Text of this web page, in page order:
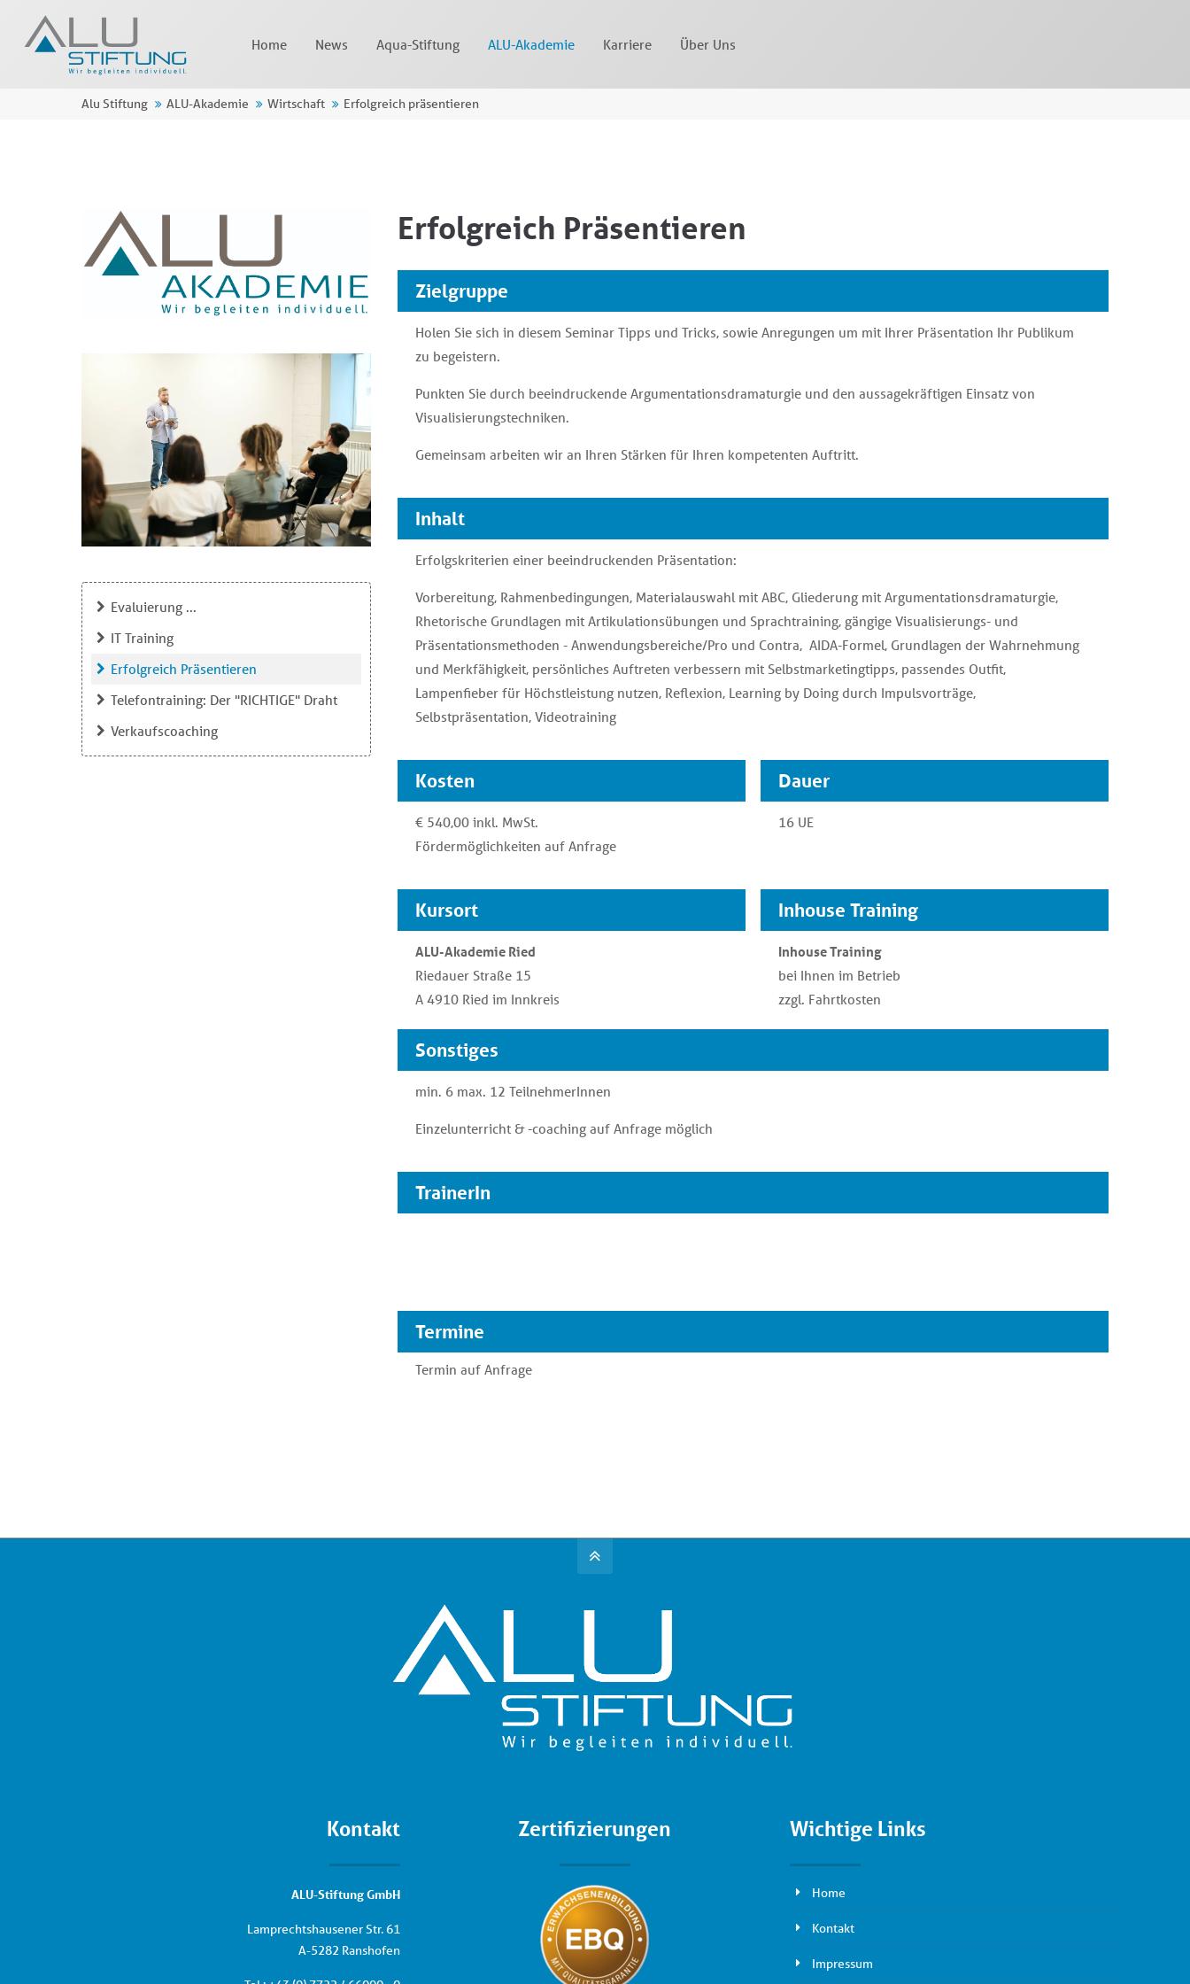
Home News Aqua-Stiftung ALU-Akademie Karriere Über Uns
Alu Stiftung ALU-Akademie Wirtschaft Erfolgreich präsentieren
Evaluierung ...
IT Training
Erfolgreich Präsentieren
Telefontraining: Der "RICHTIGE" Draht
Verkaufscoaching
Erfolgreich Präsentieren
Zielgruppe
Holen Sie sich in diesem Seminar Tipps und Tricks, sowie Anregungen um mit Ihrer Präsentation Ihr Publikum
zu begeistern.
Punkten Sie durch beeindruckende Argumentationsdramaturgie und den aussagekräftigen Einsatz von
Visualisierungstechniken.
Gemeinsam arbeiten wir an Ihren Stärken für Ihren kompetenten Auftritt.
Inhalt
Erfolgskriterien einer beeindruckenden Präsentation:
Vorbereitung, Rahmenbedingungen, Materialauswahl mit ABC, Gliederung mit Argumentationsdramaturgie,
Rhetorische Grundlagen mit Artikulationsübungen und Sprachtraining, gängige Visualisierungs- und
Präsentationsmethoden - Anwendungsbereiche/Pro und Contra, AIDA-Formel, Grundlagen der Wahrnehmung
und Merkfähigkeit, persönliches Auftreten verbessern mit Selbstmarketingtipps, passendes Outfit,
Lampenfieber für Höchstleistung nutzen, Reflexion, Learning by Doing durch Impulsvorträge,
Selbstpräsentation, Videotraining
Kosten
€ 540,00 inkl. MwSt.
Fördermöglichkeiten auf Anfrage
Dauer
16 UE
Kursort
ALU-Akademie Ried
Riedauer Straße 15
A 4910 Ried im Innkreis
Inhouse Training
Inhouse Training
bei Ihnen im Betrieb
zzgl. Fahrtkosten
Sonstiges
min. 6 max. 12 TeilnehmerInnen
Einzelunterricht & -coaching auf Anfrage möglich
TrainerIn
Termine
Termin auf Anfrage
Kontakt
ALU-Stiftung GmbH
Lamprechtshausener Str. 61
A-5282 Ranshofen
Zertifizierungen Wichtige Links
Home
Kontakt
Impressum